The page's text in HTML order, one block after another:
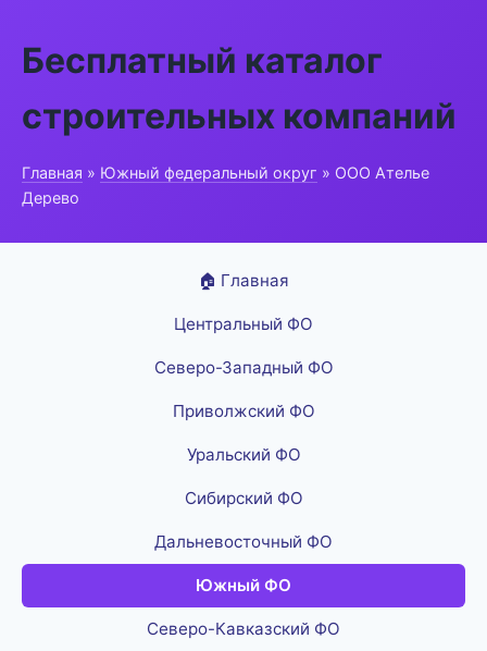
Бесплатный каталог
строительных компаний
Главная » Южный федеральный округ » ООО Ателье
Дерево
🏠 Главная
Центральный ФО
Северо-Западный ФО
Приволжский ФО
Уральский ФО
Сибирский ФО
Дальневосточный ФО
Южный ФО
Северо-Кавказский ФО